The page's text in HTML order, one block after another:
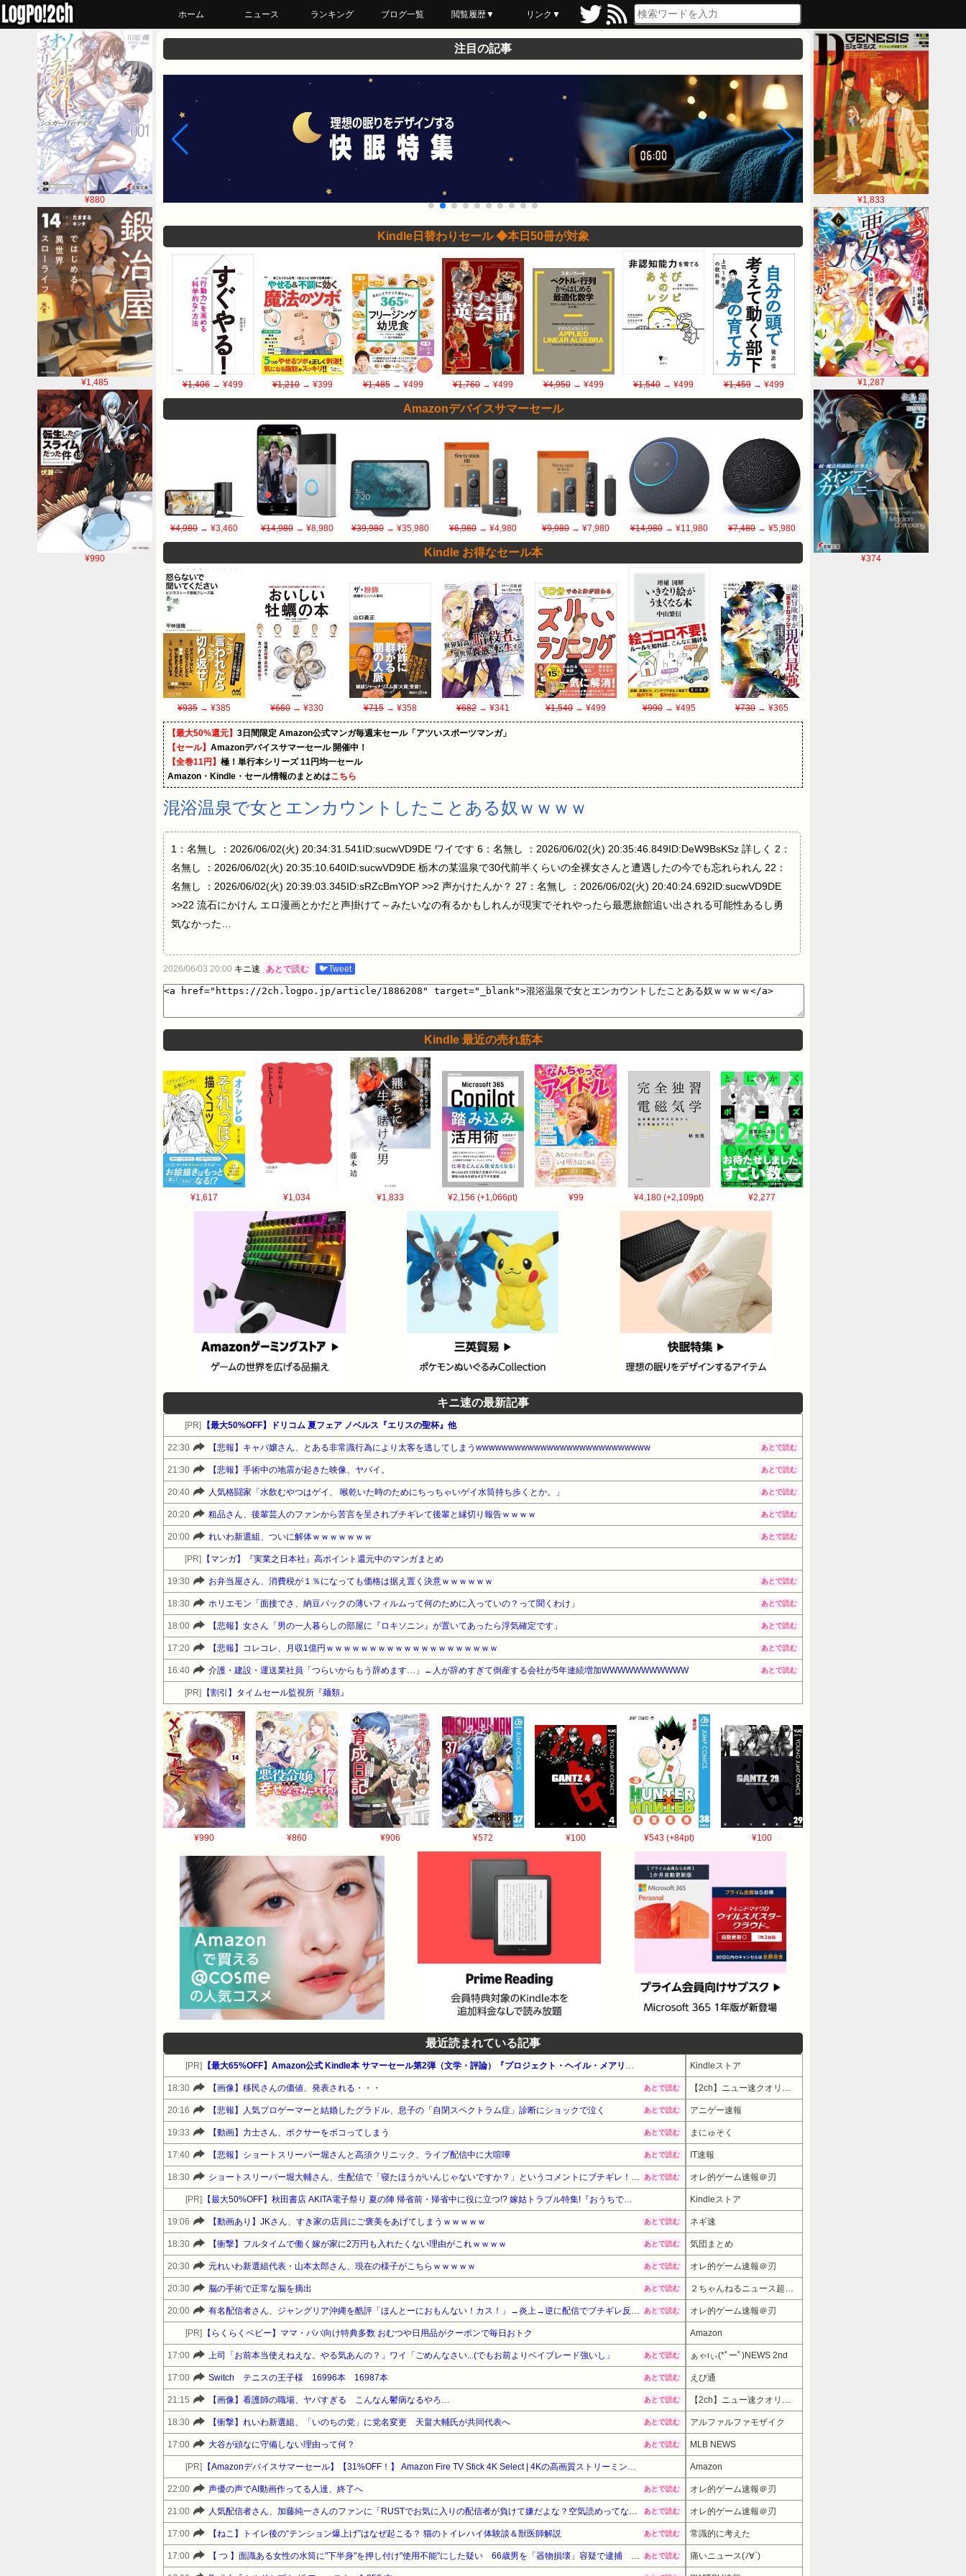
ホーム ニュース ランキング ブログ一覧 閲覧履歴▼
最近読んだ
あとで読む
ブックマーク
リンク▼
¥1,833
¥1,287
¥374
¥880
¥1,485
¥990
注目の記事
Kindle日替わりセール ◆本日50冊が対象
¥1,406→ ¥499 ¥1,210 → ¥399 ¥1,485→ ¥499 ¥1,760 → ¥499 ¥4,950→ ¥499 ¥1,540 → ¥499 ¥1,459→ ¥499
Amazonデバイスサマーセール
¥4,980 → ¥3,460 ¥14,980→ ¥8,980 ¥39,980→ ¥35,980 ¥6,980→ ¥4,980 ¥9,980→ ¥7,980 ¥14,980→ ¥11,980 ¥7,480→ ¥5,980
Kindle お得なセール本
¥935 → ¥385 ¥660→ ¥330 ¥715→ ¥358 ¥682→ ¥341 ¥1,540→ ¥499 ¥990→ ¥495 ¥730→ ¥365
【最大50%還元】 3日間限定 Amazon公式マンガ毎週末セール「アツいスポーツマンガ」
【セール】 Amazonデバイスサマーセール 開催中！
【全巻11円】 極！単行本シリーズ 11円均一セール
Amazon・Kindle・セール情報のまとめはこちら
混浴温泉で女とエンカウントしたことある奴ｗｗｗｗ
1：名無し ：2026/06/02(火) 20:34:31.541ID:sucwVD9DE ワイです 6：名無し ：2026/06/02(火) 20:35:46.849ID:DeW9BsKSz 詳しく 2：
名無し ：2026/06/02(火) 20:35:10.640ID:sucwVD9DE 栃木の某温泉で30代前半くらいの全裸女さんと遭遇したの今でも忘れられん 22：
名無し ：2026/06/02(火) 20:39:03.345ID:sRZcBmYOP >>2 声かけたんか？ 27：名無し ：2026/06/02(火) 20:40:24.692ID:sucwVD9DE
>>22 流石にかけん エロ漫画とかだと声掛けて～みたいなの有るかもしれんが現実でそれやったら最悪旅館追い出される可能性あるし勇
気なかった…
2026/06/03 20:00 キニ速 あとで読む 🐦Tweet
Kindle 最近の売れ筋本
¥1,617 ¥1,034 ¥1,833 ¥2,156 (+1,066pt) ¥99 ¥4,180 (+2,109pt) ¥2,277
キニ速の最新記事
[PR] 【最大50%OFF】ドリコム 夏フェア ノベルス『エリスの聖杯』他
22:30 【悲報】キャバ嬢さん、とある非常識行為により太客を逃してしまうwwwwwwwwwwwwwwwwwwwwwwwwwww あとで読む
21:30 【悲報】手術中の地震が起きた映像、ヤバイ。 あとで読む
20:40 人気格闘家「水飲むやつはゲイ、 喉乾いた時のためにちっちゃいゲイ水筒持ち歩くとか。」 あとで読む
20:20 粗品さん、後輩芸人のファンから苦言を呈されブチギレて後輩と縁切り報告ｗｗｗｗ あとで読む
20:00 れいわ新選組、ついに解体ｗｗｗｗｗｗｗ あとで読む
[PR] 【マンガ】『実業之日本社』高ポイント還元中のマンガまとめ
19:30 お弁当屋さん、消費税が１％になっても価格は据え置く決意ｗｗｗｗｗｗ あとで読む
18:30 ホリエモン「面接でさ、納豆パックの薄いフィルムって何のために入っていの？って聞くわけ」 あとで読む
18:00 【悲報】女さん「男の一人暮らしの部屋に『ロキソニン』が置いてあったら浮気確定です」 あとで読む
17:20 【悲報】コレコレ、月収1億円ｗｗｗｗｗｗｗｗｗｗｗｗｗｗｗｗｗｗｗｗ あとで読む
16:40 介護・建設・運送業社員「つらいからもう辞めます…」←人が辞めすぎて倒産する会社が5年連続増加WWWWWWWWWWW あとで読む
[PR] 【割引】タイムセール監視所『麺類』
¥990 ¥860 ¥906 ¥572 ¥100 ¥543 (+84pt) ¥100
最近読まれている記事
[PR] Kindleストア
18:30 【画像】移民さんの価値、発表される・・・ あとで読む
20:16 【悲報】人気プロゲーマーと結婚したグラドル、息子の「自閉スペクトラム症」診断にショックで泣く あとで読む アニゲー速報
19:33 【動画】力士さん、ボクサーをボコってしまう あとで読む まにゅそく
17:40 【悲報】ショートスリーパー堀さんと高須クリニック、ライブ配信中に大喧嘩 あとで読む IT速報
18:30 あとで読む オレ的ゲーム速報＠刃
[PR] Kindleストア
19:06 【動画あり】JKさん、すき家の店員にご褒美をあげてしまうｗｗｗｗｗ あとで読む ネギ速
18:30 【衝撃】フルタイムで働く嫁が家に2万円も入れたくない理由がこれｗｗｗｗ あとで読む 気団まとめ
20:30 元れいわ新選組代表・山本太郎さん、現在の様子がこちらｗｗｗｗｗ あとで読む オレ的ゲーム速報＠刃
20:30 脳の手術で正常な脳を摘出 あとで読む
20:00 あとで読む オレ的ゲーム速報＠刃
[PR] 【らくらくベビー】ママ・パパ向け特典多数 おむつや日用品がクーポンで毎日おトク Amazon
17:00 上司「お前本当使えねえな。やる気あんの？」ワイ「ごめんなさい...(でもお前よりベイブレード強いし」 あとで読む ぁゃιぃ(*ﾟーﾟ)NEWS 2nd
17:00 Switch テニスの王子様 16996本 16987本 あとで読む えび通
21:15 【画像】看護師の職場、ヤバすぎる こんなん鬱病なるやろ… あとで読む
18:30 【衝撃】れいわ新選組、「いのちの党」に党名変更 天畠大輔氏が共同代表へ あとで読む アルファルファモザイク
17:00 大谷が頑なに守備しない理由って何？ あとで読む MLB NEWS
[PR] Amazon
22:00 声優の声でAI動画作ってる人達、終了へ あとで読む オレ的ゲーム速報＠刃
21:00 あとで読む オレ的ゲーム速報＠刃
17:00 【ねこ】トイレ後の“テンション爆上げ”はなぜ起こる？ 猫のトイレハイ体験談＆獣医師解説 あとで読む 常識的に考えた
17:00 あとで読む 痛いニュース(ﾉ∀`)